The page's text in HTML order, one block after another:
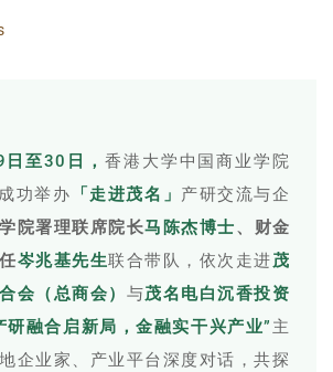
至30日， 香港大学中国商业学院
功举办 「走进茂名」 产研交流与企
学院署理联席院长马陈杰博士、财金
岑兆基先生联合带队，依次走进茂
会（总商会） 与茂名电白沉香投资
研融合启新局，金融实干兴产业” 主
企业家、产业平台深度对话，共探